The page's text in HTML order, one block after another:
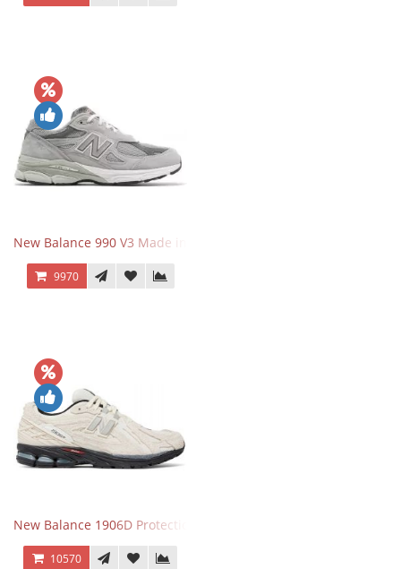
New Balance 990 V3 Made in USA Grey
9970
New Balance 1906D Protection Pack Turtledove
10570